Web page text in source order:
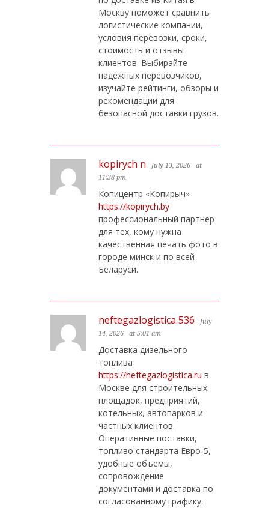
Москву поможет сравнить
логистические компании,
условия перевозки, сроки,
стоимость и отзывы
клиентов. Выбирайте
надежных перевозчиков,
изучайте рейтинги, обзоры и
рекомендации для
безопасной доставки грузов.
kopirych n July 13, 2026
at
11:38 pm
Копицентр «Копирыч»
https://kopirych.by
профессиональный партнер
для тех, кому нужна
качественная печать фото в
городе минск и по всей
Беларуси.
neftegazlogistica 536
July
14, 2026
at 5:01 am
Доставка дизельного
топлива
https://neftegazlogistica.ru в
Москве для строительных
площадок, предприятий,
котельных, автопарков и
частных клиентов.
Оперативные поставки,
топливо стандарта Евро-5,
удобные объемы,
сопровождение
документами и доставка по
согласованному графику.